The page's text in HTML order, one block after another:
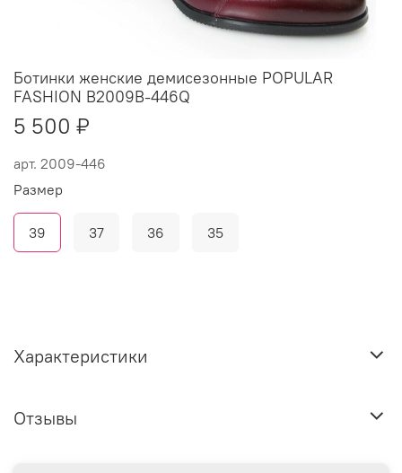
арт. 2009-446
Ботинки женские демисезонные POPULAR
FASHION B2009B-446Q
5 500 ₽
Размер
39 37 36 35
Характеристики
Отзывы